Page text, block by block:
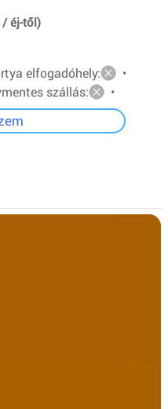
/ éj-től)
elfogadóhely:
•
szállás: •